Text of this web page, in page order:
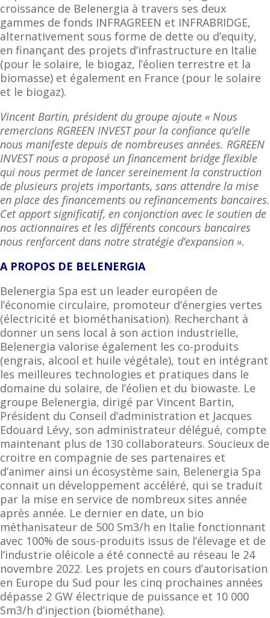
croissance de Belenergia à travers ses deux
gammes de fonds INFRAGREEN et INFRABRIDGE,
alternativement sous forme de dette ou d’equity,
en finançant des projets d’infrastructure en Italie
(pour le solaire, le biogaz, l’éolien terrestre et la
biomasse) et également en France (pour le solaire
et le biogaz).
Vincent Bartin, président du groupe ajoute « Nous
remercions RGREEN INVEST pour la confiance qu’elle
nous manifeste depuis de nombreuses années. RGREEN
INVEST nous a proposé un financement bridge flexible
qui nous permet de lancer sereinement la construction
de plusieurs projets importants, sans attendre la mise
en place des financements ou refinancements bancaires.
Cet apport significatif, en conjonction avec le soutien de
nos actionnaires et les différents concours bancaires
nous renforcent dans notre stratégie d’expansion ».
A PROPOS DE BELENERGIA
Belenergia Spa est un leader européen de
l’économie circulaire, promoteur d’énergies vertes
(électricité et biométhanisation). Recherchant à
donner un sens local à son action industrielle,
Belenergia valorise également les co-produits
(engrais, alcool et huile végétale), tout en intégrant
les meilleures technologies et pratiques dans le
domaine du solaire, de l’éolien et du biowaste. Le
groupe Belenergia, dirigé par Vincent Bartin,
Président du Conseil d’administration et Jacques
Edouard Lévy, son administrateur délégué, compte
maintenant plus de 130 collaborateurs. Soucieux de
croitre en compagnie de ses partenaires et
d’animer ainsi un écosystème sain, Belenergia Spa
connait un développement accéléré, qui se traduit
par la mise en service de nombreux sites année
après année. Le dernier en date, un bio
méthanisateur de 500 Sm3/h en Italie fonctionnant
avec 100% de sous-produits issus de l’élevage et de
l’industrie oléicole a été connecté au réseau le 24
novembre 2022. Les projets en cours d’autorisation
en Europe du Sud pour les cinq prochaines années
dépasse 2 GW électrique de puissance et 10 000
Sm3/h d’injection (biométhane).